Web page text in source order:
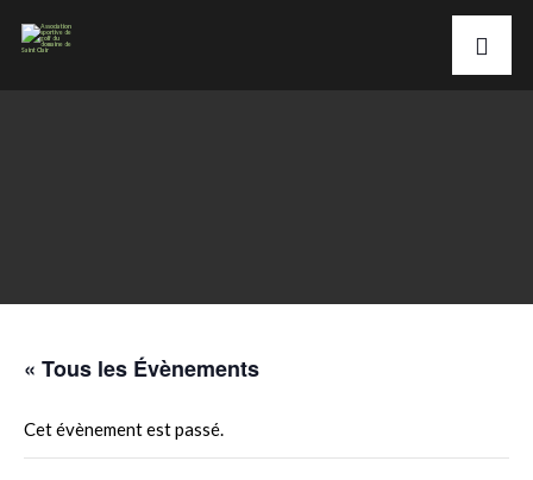
« Tous les Évènements
Cet évènement est passé.